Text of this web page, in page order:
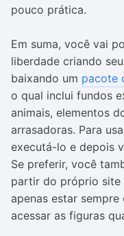
pouco prática.
Em suma, você vai
liberdade criando
baixando um pacote
o qual inclui fundos
animais, elementos
arrasadoras. Para
executá-lo e depois
Se preferir, você
partir do próprio site
apenas estar
acessar as figuras